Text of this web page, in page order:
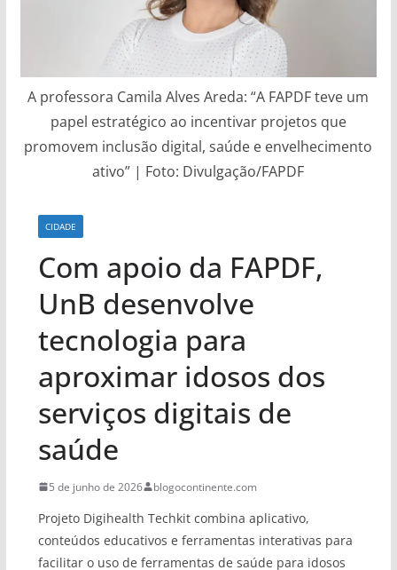
A professora Camila Alves Areda: “A FAPDF teve um
papel estratégico ao incentivar projetos que
promovem inclusão digital, saúde e envelhecimento
ativo” | Foto: Divulgação/FAPDF
CIDADE
Com apoio da FAPDF,
UnB desenvolve
tecnologia para
aproximar idosos dos
serviços digitais de
saúde
5 de junho de 2026 blogocontinente.com
Projeto Digihealth Techkit combina aplicativo,
conteúdos educativos e ferramentas interativas para
facilitar o uso de ferramentas de saúde para idosos